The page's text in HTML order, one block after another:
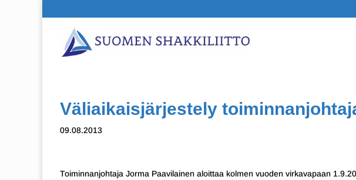
Väliaikaisjärjestely
09.08.2013
Toiminnanjohtaja Jorma Paavilainen aloittaa kolmen vuoden virkavapaan